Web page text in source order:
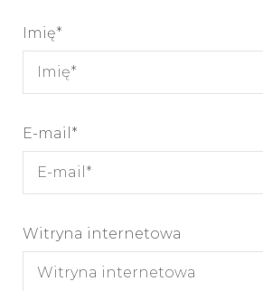
Imię*
E-mail *
Witryna internetowa